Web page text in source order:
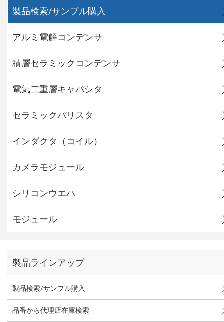
製品検索/サンプル購入
アルミ電解コンデンサ
積層セラミックコンデンサ
電気二重層キャパシタ
セラミックバリスタ
インダクタ（コイル）
カメラモジュール
シリコンウエハ
モジュール
製品ラインアップ
製品検索/サンプル購入
品番から代理店在庫検索